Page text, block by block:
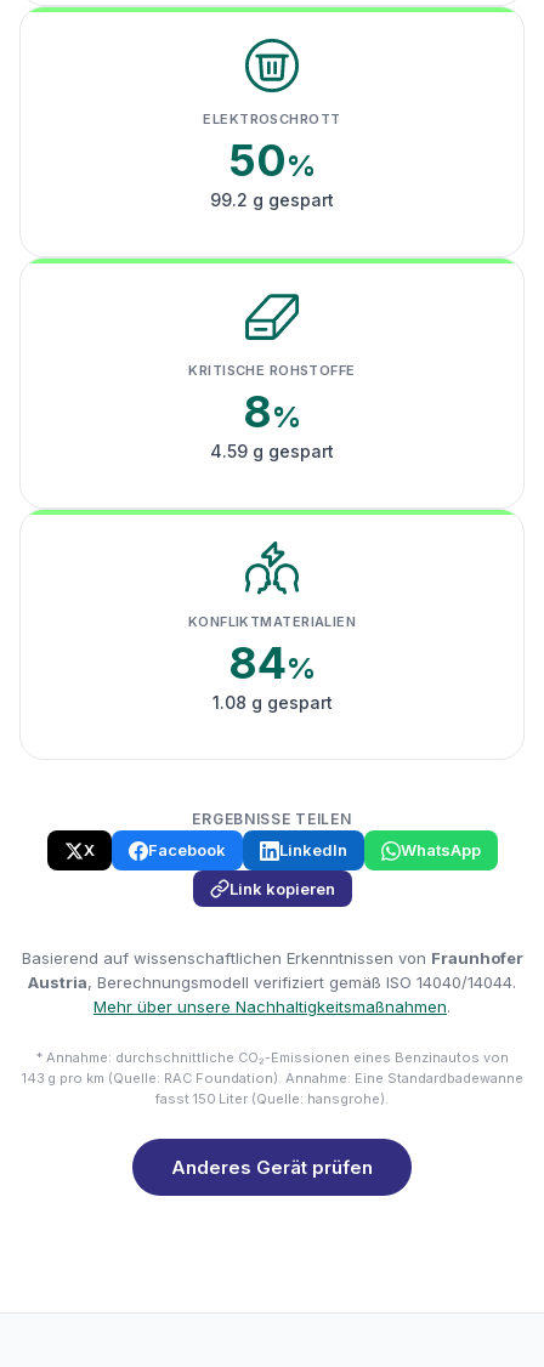
ELEKTROSCHROTT
50%
99.2 g gespart
KRITISCHE ROHSTOFFE
8%
4.59 g gespart
KONFLIKTMATERIALIEN
84%
1.08 g gespart
ERGEBNISSE TEILEN
X Facebook LinkedIn
WhatsApp
Link kopieren
Basierend auf wissenschaftlichen Erkenntnissen von Fraunhofer
Austria, Berechnungsmodell verifiziert gemäß ISO 14040/14044.
Mehr über unsere Nachhaltigkeitsmaßnahmen.
* Annahme: durchschnittliche CO₂-Emissionen eines Benzinautos von
143 g pro km (Quelle: RAC Foundation). Annahme: Eine Standardbadewanne
fasst 150 Liter (Quelle: hansgrohe).
Anderes Gerät prüfen